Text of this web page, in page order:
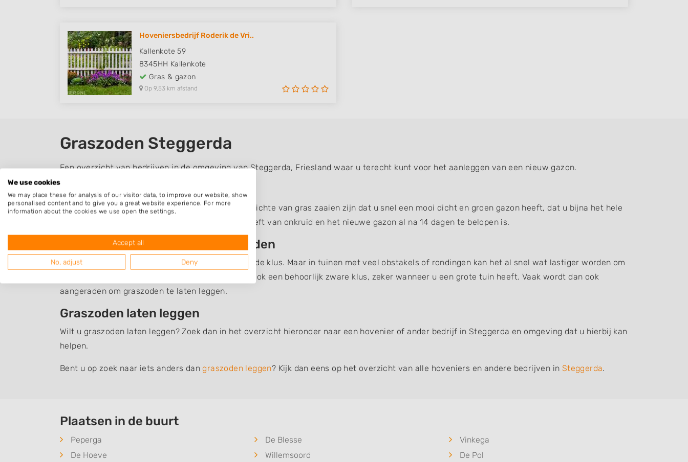
Hoveniersbedrijf Roderik de Vri..
Kallenkote 59
8345HH Kallenkote
Gras & gazon
Op 9,53 km afstand
Graszoden Steggerda
Een overzicht van bedrijven in de omgeving van Steggerda, Friesland waar u terecht kunt voor het aanleggen van een nieuw gazon.
Graszoden leggen
De belangrijkste voordelen van graszoden ten opzichte van gras zaaien zijn dat u snel een mooi dicht en groen gazon heeft, dat u bijna het hele
jaar door graszoden kunt leggen, u minder last heeft van onkruid en het nieuwe gazon al na 14 dagen te belopen is.
Zelf gazon aanleggen of uitbesteden
Het leggen van graszoden is geen hele ingewikkelde klus. Maar in tuinen met veel obstakels of rondingen kan het al snel wat lastiger worden om
dit goed te doen. Bovendien is graszoden leggen ook een behoorlijk zware klus, zeker wanneer u een grote tuin heeft. Vaak wordt dan ook
aangeraden om graszoden te laten leggen.
Graszoden laten leggen
Wilt u graszoden laten leggen? Zoek dan in het overzicht hieronder naar een hovenier of ander bedrijf in Steggerda en omgeving dat u hierbij kan
helpen.
Bent u op zoek naar iets anders dangraszoden leggen? Kijk dan eens op het overzicht van alle hoveniers en andere bedrijven in Steggerda.
Plaatsen in de buurt
Peperga De Blesse
Vinkega
De Hoeve
Willemsoord
De Pol
We use cookies
We may place these for analysis of our visitor data, to improve our website, show
personalised content and to give you a great website experience. For more
information about the cookies we use open the settings.
Accept all
No, adjust Deny